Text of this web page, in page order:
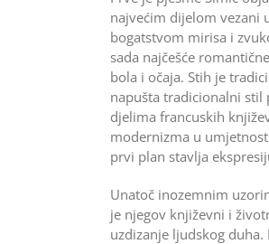
najvećim dijelom vezani
bogatstvom mirisa i
sada najčešće
bola i očaja. Stih je
napušta tradicionalni stil
djelima francuskih
modernizma u
prvi plan stavlja
Unatoč inozemnim
je njegov književni i
uzdizanje ljudskog